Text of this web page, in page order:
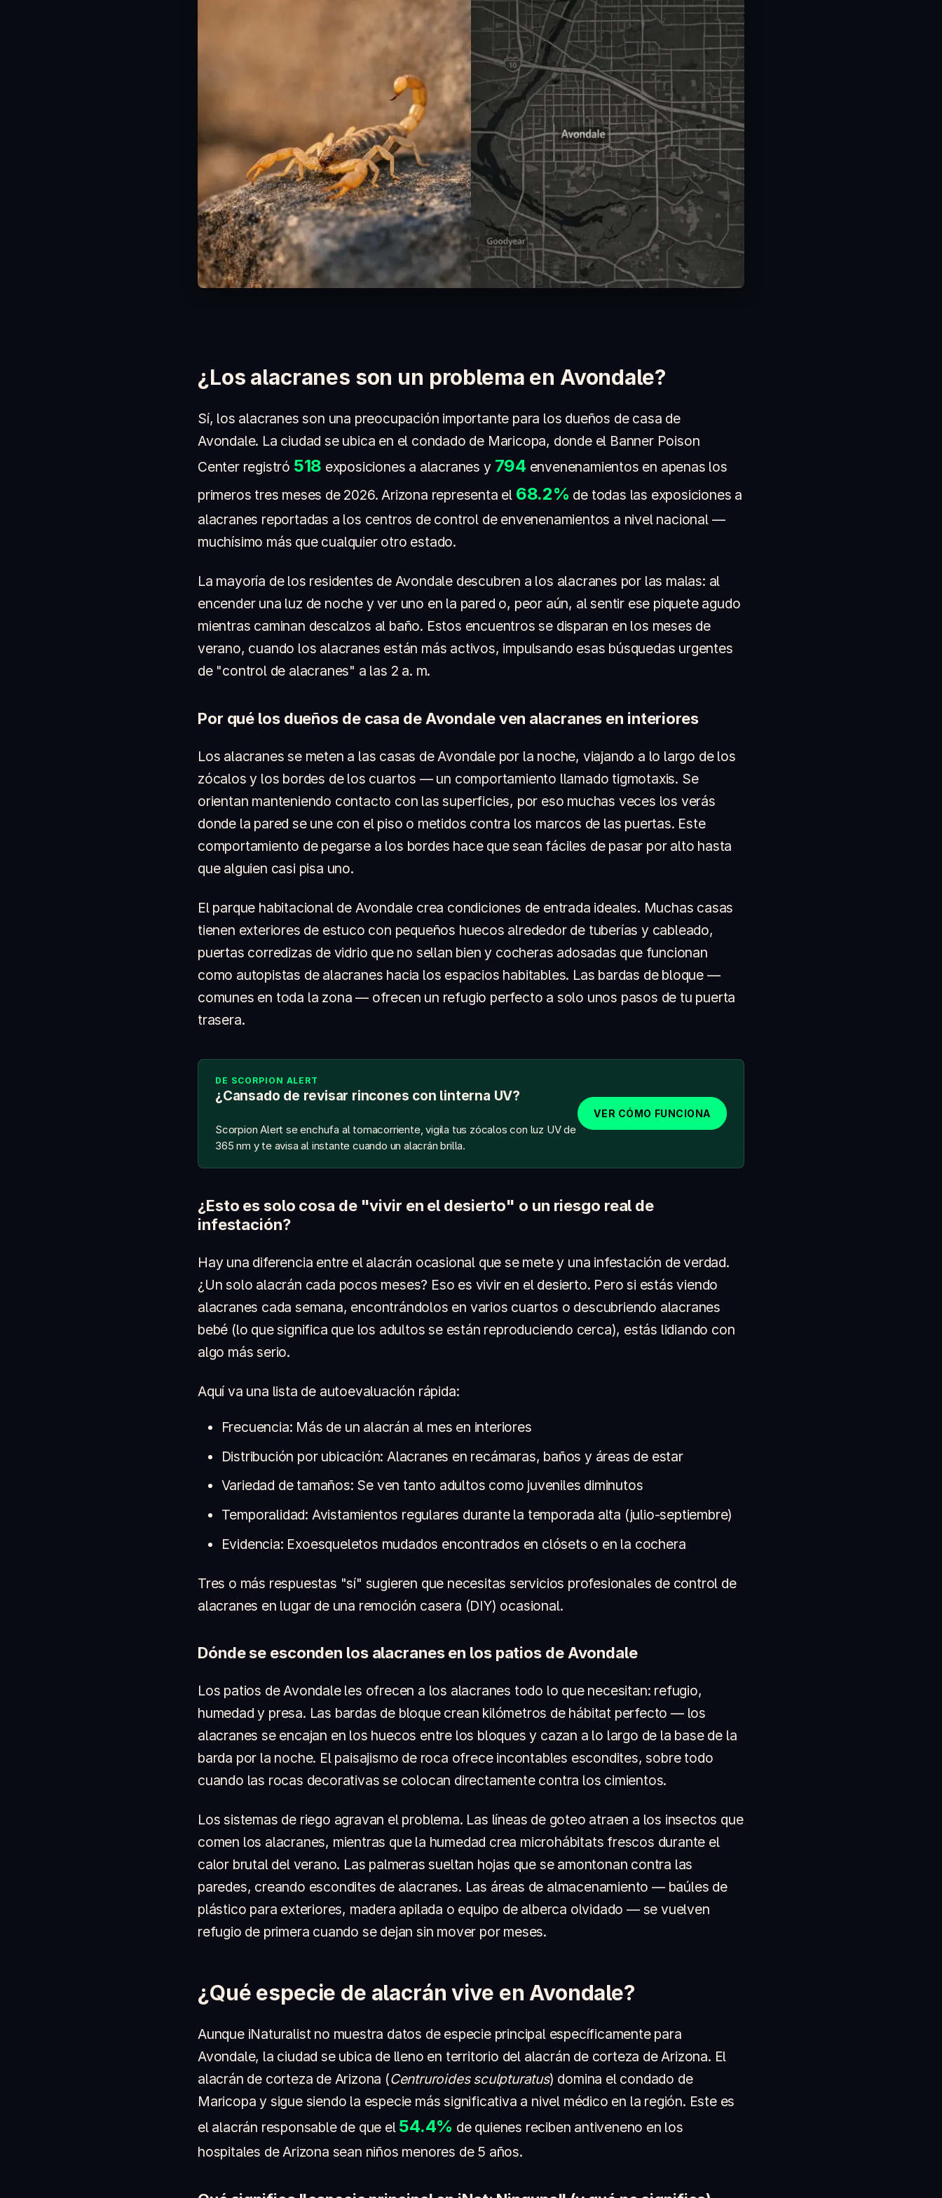
¿Los alacranes son un problema en Avondale?
Sí, los alacranes son una preocupación importante para los dueños de casa de
Avondale. La ciudad se ubica en el condado de Maricopa, donde el Banner Poison
Center registró 518 exposiciones a alacranes y 794 envenenamientos en apenas los
primeros tres meses de 2026. Arizona representa el 68.2% de todas las exposiciones a
alacranes reportadas a los centros de control de envenenamientos a nivel nacional —
muchísimo más que cualquier otro estado.
La mayoría de los residentes de Avondale descubren a los alacranes por las malas: al
encender una luz de noche y ver uno en la pared o, peor aún, al sentir ese piquete agudo
mientras caminan descalzos al baño. Estos encuentros se disparan en los meses de
verano, cuando los alacranes están más activos, impulsando esas búsquedas urgentes
de "control de alacranes" a las 2 a. m.
Por qué los dueños de casa de Avondale ven alacranes en interiores
Los alacranes se meten a las casas de Avondale por la noche, viajando a lo largo de los
zócalos y los bordes de los cuartos — un comportamiento llamado tigmotaxis. Se
orientan manteniendo contacto con las superficies, por eso muchas veces los verás
donde la pared se une con el piso o metidos contra los marcos de las puertas. Este
comportamiento de pegarse a los bordes hace que sean fáciles de pasar por alto hasta
que alguien casi pisa uno.
El parque habitacional de Avondale crea condiciones de entrada ideales. Muchas casas
tienen exteriores de estuco con pequeños huecos alrededor de tuberías y cableado,
puertas corredizas de vidrio que no sellan bien y cocheras adosadas que funcionan
como autopistas de alacranes hacia los espacios habitables. Las bardas de bloque —
comunes en toda la zona — ofrecen un refugio perfecto a solo unos pasos de tu puerta
trasera.
DE SCORPION ALERT
¿Cansado de revisar rincones con linterna UV?
Scorpion Alert se enchufa al tomacorriente, vigila tus zócalos con luz UV de
365 nm y te avisa al instante cuando un alacrán brilla.
VER CÓMO FUNCIONA
¿Esto es solo cosa de "vivir en el desierto" o un riesgo real de
infestación?
Hay una diferencia entre el alacrán ocasional que se mete y una infestación de verdad.
¿Un solo alacrán cada pocos meses? Eso es vivir en el desierto. Pero si estás viendo
alacranes cada semana, encontrándolos en varios cuartos o descubriendo alacranes
bebé (lo que significa que los adultos se están reproduciendo cerca), estás lidiando con
algo más serio.
Aquí va una lista de autoevaluación rápida:
Frecuencia: Más de un alacrán al mes en interiores
Distribución por ubicación: Alacranes en recámaras, baños y áreas de estar
Variedad de tamaños: Se ven tanto adultos como juveniles diminutos
Temporalidad: Avistamientos regulares durante la temporada alta (julio-septiembre)
Evidencia: Exoesqueletos mudados encontrados en clósets o en la cochera
Tres o más respuestas "sí" sugieren que necesitas servicios profesionales de control de
alacranes en lugar de una remoción casera (DIY) ocasional.
Dónde se esconden los alacranes en los patios de Avondale
Los patios de Avondale les ofrecen a los alacranes todo lo que necesitan: refugio,
humedad y presa. Las bardas de bloque crean kilómetros de hábitat perfecto — los
alacranes se encajan en los huecos entre los bloques y cazan a lo largo de la base de la
barda por la noche. El paisajismo de roca ofrece incontables escondites, sobre todo
cuando las rocas decorativas se colocan directamente contra los cimientos.
Los sistemas de riego agravan el problema. Las líneas de goteo atraen a los insectos que
comen los alacranes, mientras que la humedad crea microhábitats frescos durante el
calor brutal del verano. Las palmeras sueltan hojas que se amontonan contra las
paredes, creando escondites de alacranes. Las áreas de almacenamiento — baúles de
plástico para exteriores, madera apilada o equipo de alberca olvidado — se vuelven
refugio de primera cuando se dejan sin mover por meses.
¿Qué especie de alacrán vive en Avondale?
Aunque iNaturalist no muestra datos de especie principal específicamente para
Avondale, la ciudad se ubica de lleno en territorio del alacrán de corteza de Arizona. El
alacrán de corteza de Arizona (Centruroides sculpturatus) domina el condado de
Maricopa y sigue siendo la especie más significativa a nivel médico en la región. Este es
el alacrán responsable de que el 54.4% de quienes reciben antiveneno en los
hospitales de Arizona sean niños menores de 5 años.